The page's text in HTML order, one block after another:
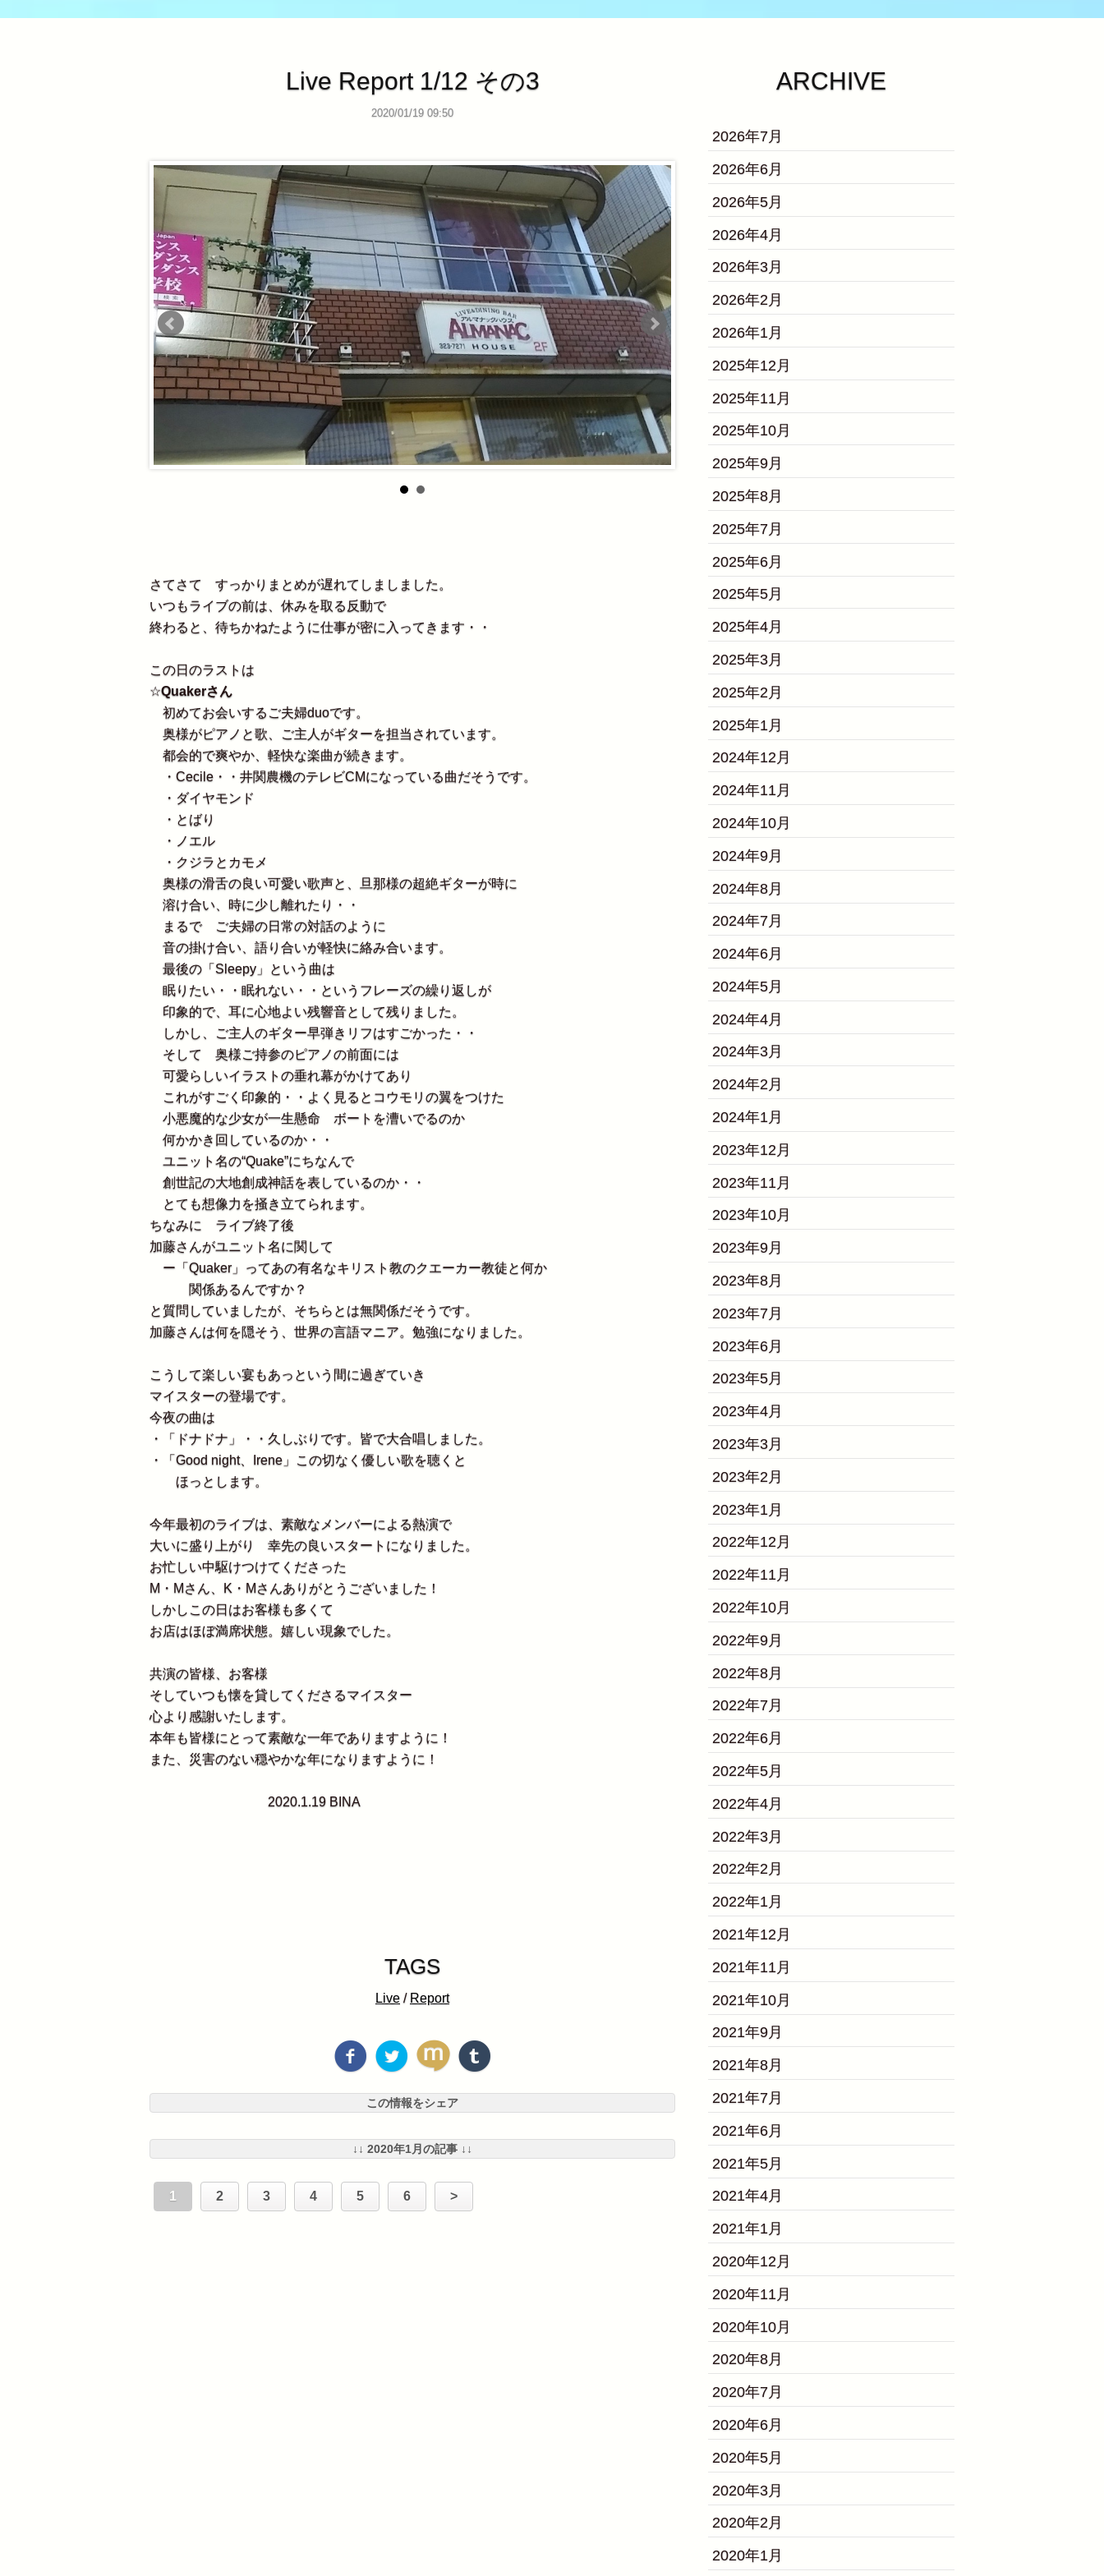
Live Report 1/12 その3
2020/01/19 09:50
さてさて すっかりまとめが遅れてしましました。
いつもライブの前は、休みを取る反動で
終わると、待ちかねたように仕事が密に入ってきます・・
この日のラストは
☆Quakerさん
初めてお会いするご夫婦duoです。
奥様がピアノと歌、ご主人がギターを担当されています。
都会的で爽やか、軽快な楽曲が続きます。
・Cecile・・井関農機のテレビCMになっている曲だそうです。
・ダイヤモンド
・とばり
・ノエル
・クジラとカモメ
奥様の滑舌の良い可愛い歌声と、旦那様の超絶ギターが時に
溶け合い、時に少し離れたり・・
まるで ご夫婦の日常の対話のように
音の掛け合い、語り合いが軽快に絡み合います。
最後の「Sleepy」という曲は
眠りたい・・眠れない・・というフレーズの繰り返しが
印象的で、耳に心地よい残響音として残りました。
しかし、ご主人のギター早弾きリフはすごかった・・
そして 奥様ご持参のピアノの前面には
可愛らしいイラストの垂れ幕がかけてあり
これがすごく印象的・・よく見るとコウモリの翼をつけた
小悪魔的な少女が一生懸命 ボートを漕いでるのか
何かかき回しているのか・・
ユニット名の“Quake”にちなんで
創世記の大地創成神話を表しているのか・・
とても想像力を掻き立てられます。
ちなみに ライブ終了後
加藤さんがユニット名に関して
ー「Quaker」ってあの有名なキリスト教のクエーカー教徒と何か
関係あるんですか？
と質問していましたが、そちらとは無関係だそうです。
加藤さんは何を隠そう、世界の言語マニア。勉強になりました。
こうして楽しい宴もあっという間に過ぎていき
マイスターの登場です。
今夜の曲は
・「ドナドナ」・・久しぶりです。皆で大合唱しました。
・「Good night、Irene」この切なく優しい歌を聴くと
ほっとします。
今年最初のライブは、素敵なメンバーによる熱演で
大いに盛り上がり 幸先の良いスタートになりました。
お忙しい中駆けつけてくださった
M・Mさん、K・Mさんありがとうございました！
しかしこの日はお客様も多くて
お店はほぼ満席状態。嬉しい現象でした。
共演の皆様、お客様
そしていつも懐を貸してくださるマイスター
心より感謝いたします。
本年も皆様にとって素敵な一年でありますように！
また、災害のない穏やかな年になりますように！
2020.1.19 BINA
TAGS
Live / Report
この情報をシェア
↓↓ 2020年1月の記事 ↓↓
1 2 3 4 5 6 >
ARCHIVE
2026年7月
2026年6月
2026年5月
2026年4月
2026年3月
2026年2月
2026年1月
2025年12月
2025年11月
2025年10月
2025年9月
2025年8月
2025年7月
2025年6月
2025年5月
2025年4月
2025年3月
2025年2月
2025年1月
2024年12月
2024年11月
2024年10月
2024年9月
2024年8月
2024年7月
2024年6月
2024年5月
2024年4月
2024年3月
2024年2月
2024年1月
2023年12月
2023年11月
2023年10月
2023年9月
2023年8月
2023年7月
2023年6月
2023年5月
2023年4月
2023年3月
2023年2月
2023年1月
2022年12月
2022年11月
2022年10月
2022年9月
2022年8月
2022年7月
2022年6月
2022年5月
2022年4月
2022年3月
2022年2月
2022年1月
2021年12月
2021年11月
2021年10月
2021年9月
2021年8月
2021年7月
2021年6月
2021年5月
2021年4月
2021年1月
2020年12月
2020年11月
2020年10月
2020年8月
2020年7月
2020年6月
2020年5月
2020年3月
2020年2月
2020年1月